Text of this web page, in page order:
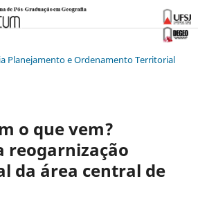
Planejamento e Ordenamento Territorial
o que vem?
reogarnização
da área central de